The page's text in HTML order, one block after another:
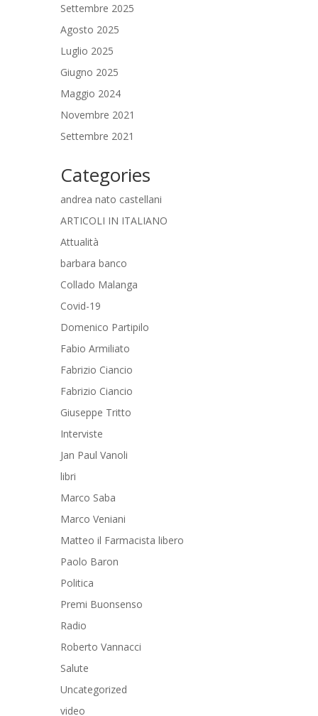
Settembre 2025
Agosto 2025
Luglio 2025
Giugno 2025
Maggio 2024
Novembre 2021
Settembre 2021
Categories
andrea nato castellani
ARTICOLI IN ITALIANO
Attualità
barbara banco
Collado Malanga
Covid-19
Domenico Partipilo
Fabio Armiliato
Fabrizio Ciancio
Fabrizio Ciancio
Giuseppe Tritto
Interviste
Jan Paul Vanoli
libri
Marco Saba
Marco Veniani
Matteo il Farmacista libero
Paolo Baron
Politica
Premi Buonsenso
Radio
Roberto Vannacci
Salute
Uncategorized
video